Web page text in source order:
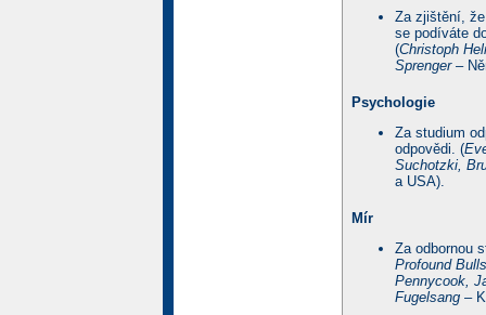
Za zjištění,
se podíváte
(Christoph
Sprenger–
Psychologie
Za studium
odpovědi. (
Suchotzki,
a USA).
Mír
Za odbornou
Profound
Pennycook,
Fugelsang –